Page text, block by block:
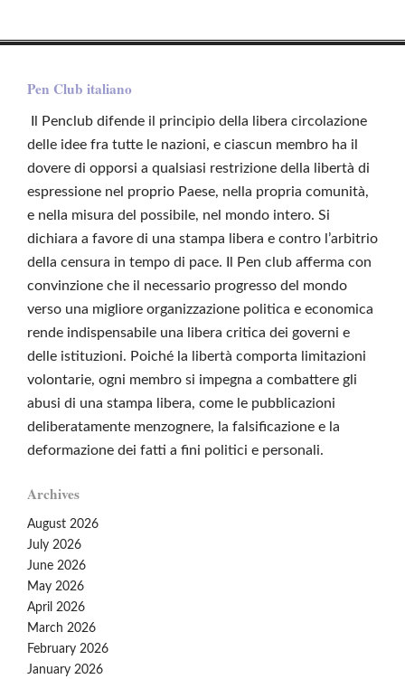
Pen Club italiano
Il Penclub difende il principio della libera circolazione
delle idee fra tutte le nazioni, e ciascun membro ha il
dovere di opporsi a qualsiasi restrizione della libertà di
espressione nel proprio Paese, nella propria comunità,
e nella misura del possibile, nel mondo intero. Si
dichiara a favore di una stampa libera e contro l’arbitrio
della censura in tempo di pace. Il Pen club afferma con
convinzione che il necessario progresso del mondo
verso una migliore organizzazione politica e economica
rende indispensabile una libera critica dei governi e
delle istituzioni. Poiché la libertà comporta limitazioni
volontarie, ogni membro si impegna a combattere gli
abusi di una stampa libera, come le pubblicazioni
deliberatamente menzognere, la falsificazione e la
deformazione dei fatti a fini politici e personali.
Archives
August 2026
July 2026
June 2026
May 2026
April 2026
March 2026
February 2026
January 2026